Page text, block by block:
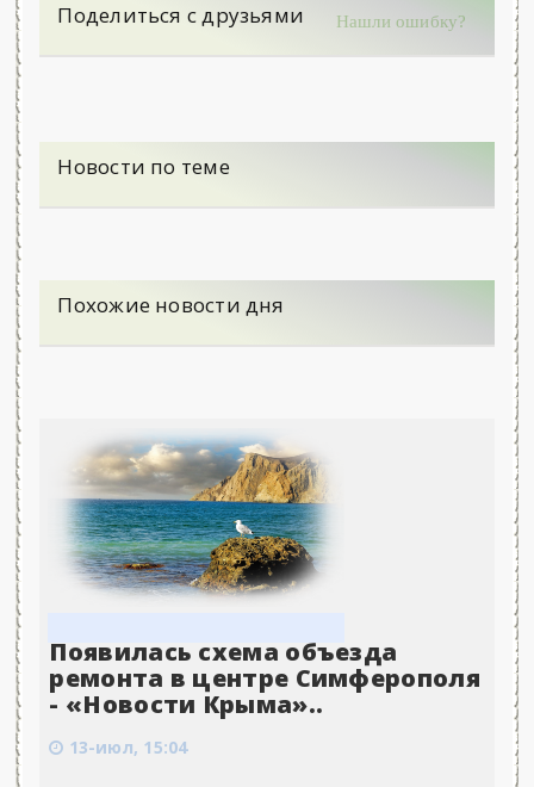
Поделиться с друзьями Нашли ошибку?
Новости по теме
Похожие новости дня
Появилась схема объезда
ремонта в центре Симферополя
- «Новости Крыма»..
13-июл, 15:04